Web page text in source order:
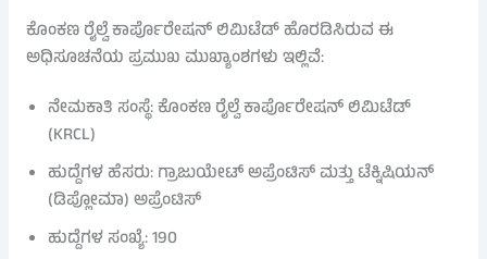
ಕೊಂಕಣ ರೈಲ್ವೆ ಕಾರ್ಪೊರೇಷನ್ ಲಿಮಿಟೆಡ್ ಹೊರಡಿಸಿರುವ ಈ
ಅಧಿಸೂಚನೆಯ ಪ್ರಮುಖ ಮುಖ್ಯಾಂಶಗಳು ಇಲ್ಲಿವೆ:
ನೇಮಕಾತಿ ಸಂಸ್ಥೆ: ಕೊಂಕಣ ರೈಲ್ವೆ ಕಾರ್ಪೊರೇಷನ್ ಲಿಮಿಟೆಡ್
(KRCL)
ಹುದ್ದೆಗಳ ಹೆಸರು: ಗ್ರಾಜುಯೇಟ್ ಅಪ್ರೆಂಟಿಸ್ ಮತ್ತು ಟೆಕ್ನಿಷಿಯನ್
(ಡಿಪ್ಲೋಮಾ) ಅಪ್ರೆಂಟಿಸ್
ಹುದ್ದೆಗಳ ಸಂಖ್ಯೆ: 190